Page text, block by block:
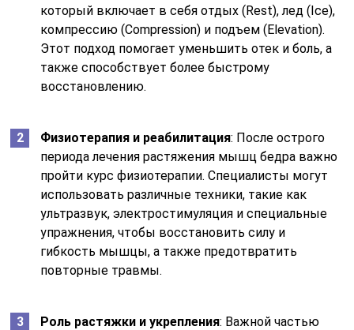
который включает в себя отдых (Rest), лед (Ice),
компрессию (Compression) и подъем (Elevation).
Этот подход помогает уменьшить отек и боль, а
также способствует более быстрому
восстановлению.
Физиотерапия и реабилитация: После острого
периода лечения растяжения мышц бедра важно
пройти курс физиотерапии. Специалисты могут
использовать различные техники, такие как
ультразвук, электростимуляция и специальные
упражнения, чтобы восстановить силу и
гибкость мышцы, а также предотвратить
повторные травмы.
Роль растяжки и укрепления: Важной частью